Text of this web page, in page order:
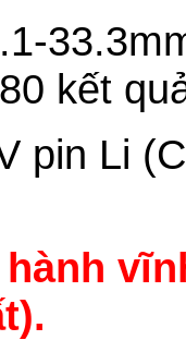
kết
pin Li